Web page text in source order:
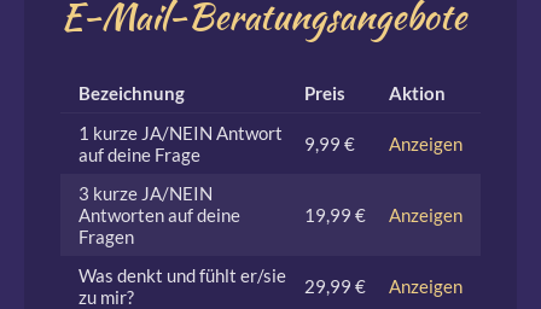
E-Mail-Beratungsangebote
Bezeichnung Preis
Aktion
1 kurze JA/NEIN Antwort
auf deine Frage
9,99 € Anzeigen
3 kurze JA/NEIN
Antworten auf deine
Fragen
19,99 € Anzeigen
Was denkt und fühlt er/sie
zu mir?
29,99 € Anzeigen